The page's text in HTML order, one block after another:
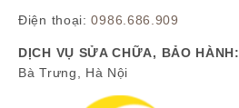
Điện thoại:0986.686.909
DỊCH VỤ SỬA CHỮA, BẢO HÀNH:
Bà Trưng, Hà Nội